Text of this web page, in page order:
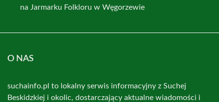
na Jarmarku Folkloru w Węgorzewie
O NAS
suchainfo.pl to lokalny serwis informacyjny z Suchej
Beskidzkiej i okolic, dostarczający aktualne wiadomości i